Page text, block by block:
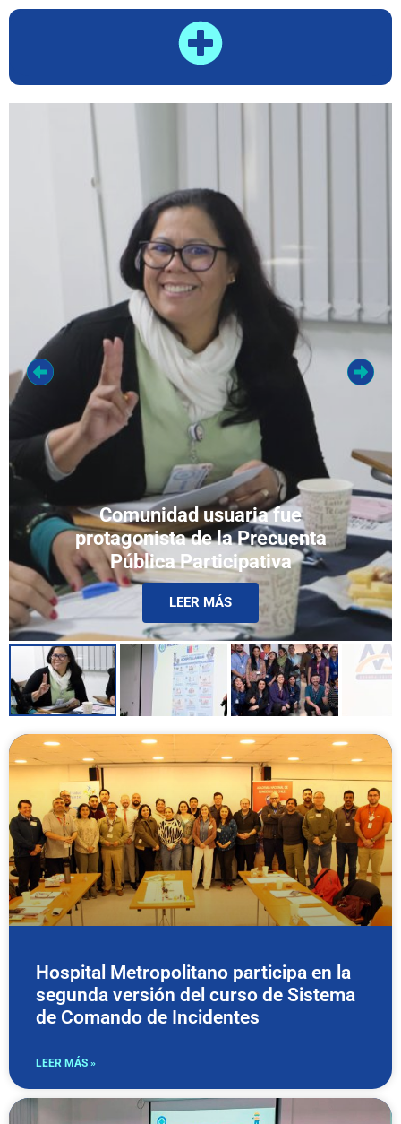
Hospital Amigo: Una estrategia
en beneficio de la comunidad
usuaria
LEER MÁS
Hospital Metropolitano participa en la
segunda versión del curso de Sistema
de Comando de Incidentes
LEER MÁS »